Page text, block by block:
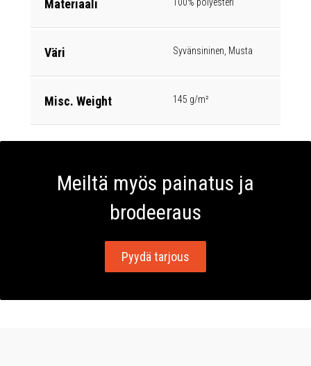
Materiaali
Väri Syvänsininen, Musta
Misc. Weight 145 g/m²
Meiltä myös painatus ja
brodeeraus
Pyydä tarjous